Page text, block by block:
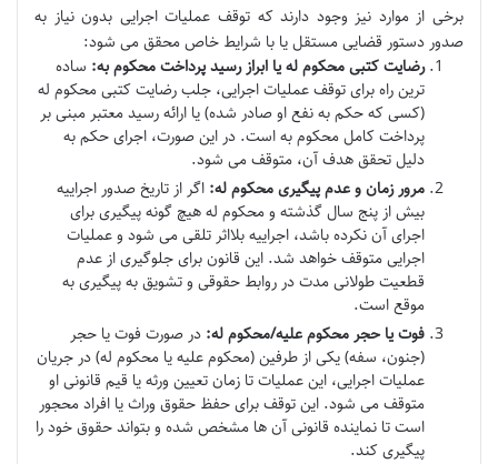
برخی از موارد نیز وجود دارند که توقف عملیات اجرایی بدون نیاز به
صدور دستور قضایی مستقل یا با شرایط خاص محقق می شود:
رضایت کتبی محکوم له یا ابراز رسید پرداخت محکوم به: ساده
ترین راه برای توقف عملیات اجرایی، جلب رضایت کتبی محکوم له
(کسی که حکم به نفع او صادر شده) یا ارائه رسید معتبر مبنی بر
پرداخت کامل محکوم به است. در این صورت، اجرای حکم به
دلیل تحقق هدف آن، متوقف می شود.
مرور زمان و عدم پیگیری محکوم له: اگر از تاریخ صدور اجراییه
بیش از پنج سال گذشته و محکوم له هیچ گونه پیگیری برای
اجرای آن نکرده باشد، اجراییه بلااثر تلقی می شود و عملیات
اجرایی متوقف خواهد شد. این قانون برای جلوگیری از عدم
قطعیت طولانی مدت در روابط حقوقی و تشویق به پیگیری به
موقع است.
فوت یا حجر محکوم علیه/محکوم له: در صورت فوت یا حجر
(جنون، سفه) یکی از طرفین (محکوم علیه یا محکوم له) در جریان
عملیات اجرایی، این عملیات تا زمان تعیین ورثه یا قیم قانونی او
متوقف می شود. این توقف برای حفظ حقوق وراث یا افراد محجور
است تا نماینده قانونی آن ها مشخص شده و بتواند حقوق خود را
پیگیری کند.